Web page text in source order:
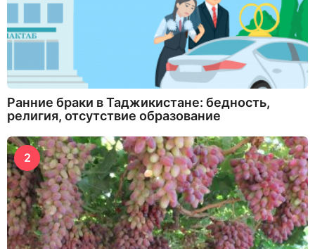
Ранние браки в Таджикистане: бедность,
религия, отсутствие образование
2